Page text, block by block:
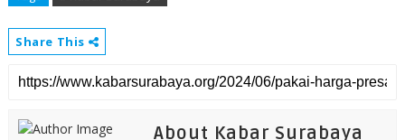
Share This
About Kabar Surabaya